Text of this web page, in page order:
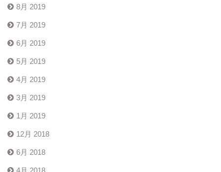
8月 2019
7月 2019
6月 2019
5月 2019
4月 2019
3月 2019
1月 2019
12月 2018
6月 2018
4月 2018